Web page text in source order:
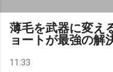
薄毛を武器に変え
ョートが最強の解
11:33